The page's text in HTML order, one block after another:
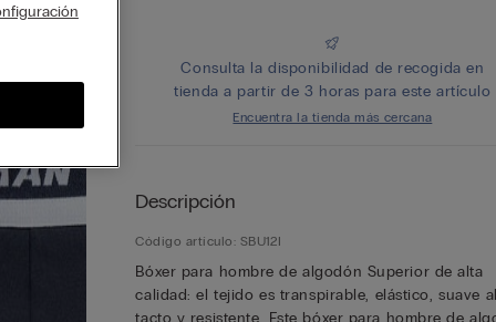
Consulta la disponibilidad de recogida en
tienda a partir de 3 horas para este artículo
Encuentra la tienda más cercana
Descripción
Código artículo: SBU12I
Bóxer para hombre de algodón Superior de alta
calidad: el tejido es transpirable, elástico, suave
tacto y resistente. Este bóxer para hombre de